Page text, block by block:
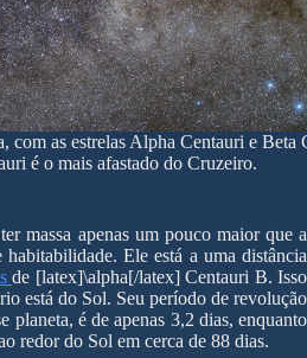
com as estrelas Alpha Centauri e Beta
é o mais afastado do Cruzeiro.
massa apenas um pouco maior que a
Ele está a uma distância
de [latex]\alpha[/latex] Centauri B. Isso
está do Sol. Seu período de revolução
planeta, é de apenas 3,2 dias, enquanto
redor do Sol em cerca de 88 dias.